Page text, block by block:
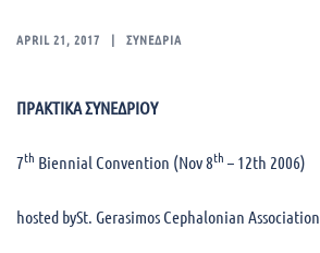
APRIL 21, 2017 ΣΥΝΕΔΡΙΑ
ΠΡΑΚΤΙΚΑ ΣΥΝΕΔΡΙΟΥ
7th Biennial Convention (Nov 8th – 12th 2006)
hosted bySt. Gerasimos Cephalonian Association